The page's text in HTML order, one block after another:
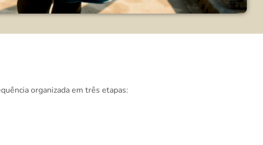
organizada em três etapas: